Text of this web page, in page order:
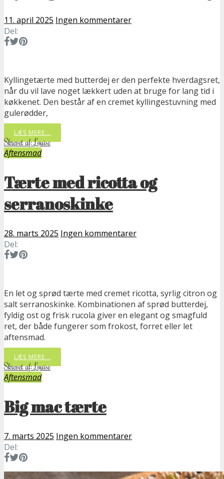
11. april 2025 Ingen kommentarer
Del:
Kyllingetærte med butterdej er den perfekte hverdagsret,
når du vil lave noget lækkert uden at bruge for lang tid i
køkkenet. Den består af en cremet kyllingestuvning med
gulerødder,
LÆS MERE...
Skrevet af: Louise
Aftensmad
Tærte med ricotta og
serranoskinke
28. marts 2025 Ingen kommentarer
Del:
En let og sprød tærte med cremet ricotta, syrlig citron og
salt serranoskinke. Kombinationen af sprød butterdej,
fyldig ost og frisk rucola giver en elegant og smagfuld
ret, der både fungerer som frokost, forret eller let
aftensmad.
LÆS MERE...
Skrevet af: Louise
Aftensmad
Big mac tærte
7. marts 2025 Ingen kommentarer
Del: